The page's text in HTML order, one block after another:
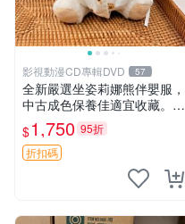
影視動漫CD專輯DVD 57
全新嚴選坐姿莉娜熊伴嬰服，
中古成色保養佳適宜收藏。無
盒子但品質完好，快速出貨。
建議入手！ 中古 玩偶 滬漫
$1,750 95折
折扣碼